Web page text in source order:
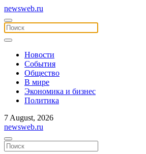
newsweb.ru
Новости
События
Общество
В мире
Экономика и бизнес
Политика
7 August, 2026
newsweb.ru